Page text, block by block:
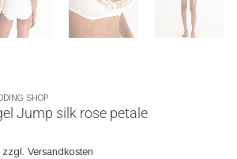
SHOP
Jump silk rose petale
Versandkosten